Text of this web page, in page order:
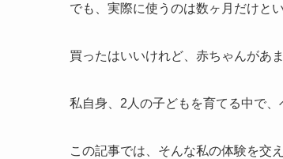
でも、実際に使うのは数ヶ月だけと
買ったはいいけれど、赤ちゃんがあ
私自身、2人の子どもを育てる中で
この記事では、そんな私の体験を交